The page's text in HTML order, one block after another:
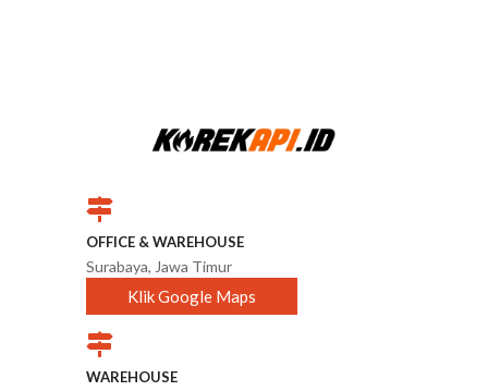
OFFICE & WAREHOUSE
Surabaya, Jawa Timur
Klik Google Maps
WAREHOUSE